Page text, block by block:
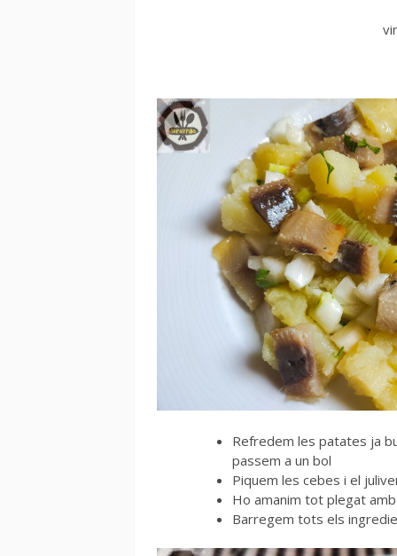
Refredem les patates ja
passem a un bol
Piquem les cebes i el
Ho amanim tot plegat amb
Barregem tots els